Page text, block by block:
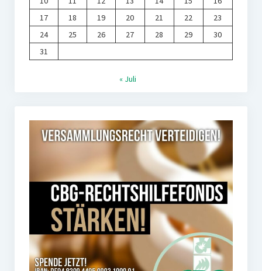
17
18 19 20 21 22
23
24
25 26 27 28 29
30
31
« Juli